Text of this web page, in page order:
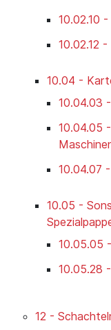
10.02.10
10.02.12
10.04 -
10.04.03
10.04.05
10.04.07
10.05 -
10.05.05
10.05.28
12 -